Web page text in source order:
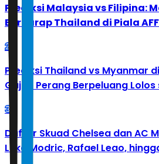
Prediksi Malaysia vs Filipina:
Berharap Thailand di Piala
2
Prediksi Thailand vs Myanmar
Gajah Perang Berpeluang
3
Daftar Skuad Chelsea dan AC
Luka Modric, Rafael Leao,